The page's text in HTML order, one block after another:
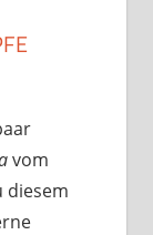
vom
diesem